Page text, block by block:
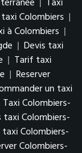
Colombiers |
à Colombiers |
| Devis taxi
| Tarif taxi
| Reserver
un taxi
Taxi Colombiers-
taxi Colombiers-
Colombiers-
Colombiers-